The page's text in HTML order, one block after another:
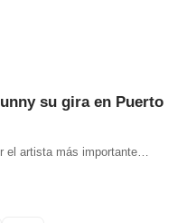
su gira en Puerto
el artista más importante…